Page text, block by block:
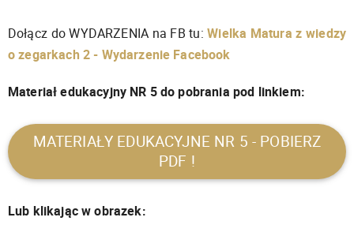
Dołącz do WYDARZENIA na FB tu:Wielka Matura z wiedzy
o zegarkach 2 - Wydarzenie Facebook
Materiał edukacyjny NR 5 do pobrania pod linkiem:
MATERIAŁY EDUKACYJNE NR 5 - POBIERZ
PDF !
Lub klikając w obrazek: